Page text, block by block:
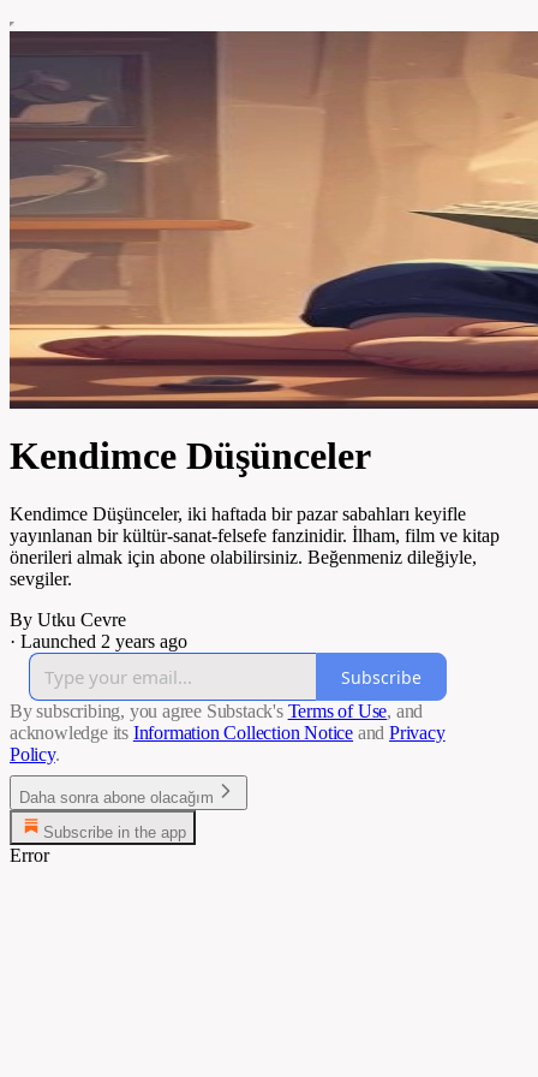
Kendimce Düşünceler
Kendimce Düşünceler, iki haftada bir pazar sabahları keyifle
yayınlanan bir kültür-sanat-felsefe fanzinidir. İlham, film ve kitap
önerileri almak için abone olabilirsiniz. Beğenmeniz dileğiyle,
sevgiler.
By Utku Cevre
· Launched 2 years ago
Subscribe
By subscribing, you agree Substack's Terms of Use, and
acknowledge its Information Collection Notice and Privacy
Policy.
Daha sonra abone olacağım
Subscribe in the app
Error